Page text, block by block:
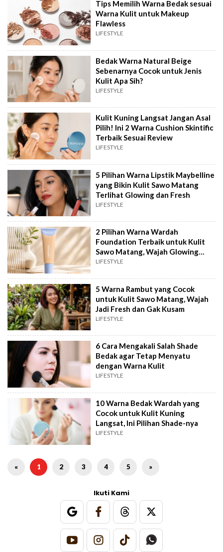
Tips Memilih Warna Bedak sesuai
Warna Kulit untuk Makeup
Flawless
LIFESTYLE
Bedak Warna Natural Beige
Sebenarnya Cocok untuk Jenis
Kulit Apa Sih?
LIFESTYLE
Kulit Kuning Langsat Jangan Asal
Pilih! Ini 2 Warna Cushion Skintific
Terbaik Sesuai Review
LIFESTYLE
5 Pilihan Warna Lipstik Maybelline
yang Bikin Kulit Sawo Matang
Terlihat Glowing dan Fresh
LIFESTYLE
2 Pilihan Warna Wardah
Foundation Terbaik untuk Kulit
Sawo Matang, Wajah Glowing
Sempurna
LIFESTYLE
5 Warna Rambut yang Cocok
untuk Kulit Sawo Matang, Wajah
Jadi Fresh dan Gak Kusam
LIFESTYLE
6 Cara Mengakali Salah Shade
Bedak agar Tetap Menyatu
dengan Warna Kulit
LIFESTYLE
10 Warna Bedak Wardah yang
Cocok untuk Kulit Kuning
Langsat, Ini Pilihan Shade-nya
LIFESTYLE
« 1 2 3 4 5 »
Ikuti Kami